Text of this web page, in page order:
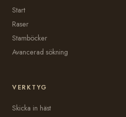
Start
Raser
Stamböcker
Avancerad sökning
VERKTYG
Skicka in häst